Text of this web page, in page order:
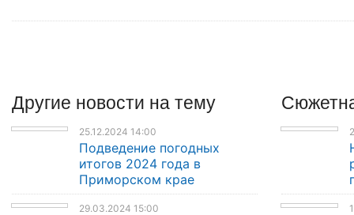
Другие новости на тему
25.12.2024 14:00
Подведение погодных
итогов 2024 года в
Приморском крае
29.03.2024 15:00